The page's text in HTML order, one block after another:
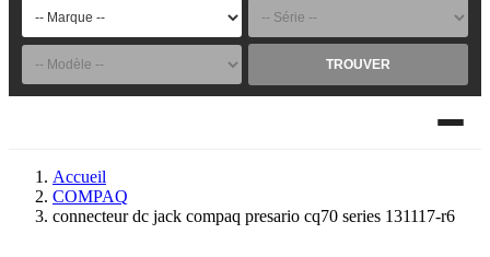
TROUVER
Accueil
COMPAQ
connecteur dc jack compaq presario cq70 series 131117-r6